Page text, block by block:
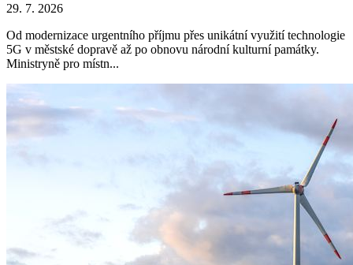
29. 7. 2026
Od modernizace urgentního příjmu přes unikátní využití technologie
5G v městské dopravě až po obnovu národní kulturní památky.
Ministryně pro místn...